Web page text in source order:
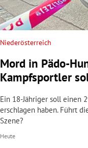
Niederösterreich
Mord in Pädo-
Kampfsportler
Ein 18-Jähriger soll einen
erschlagen haben. Führt
Szene?
Heute